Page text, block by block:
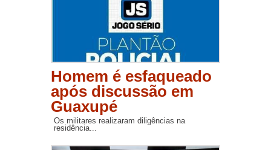
Homem é esfaqueado
após discussão em
Guaxupé
Os militares realizaram diligências na
residência...